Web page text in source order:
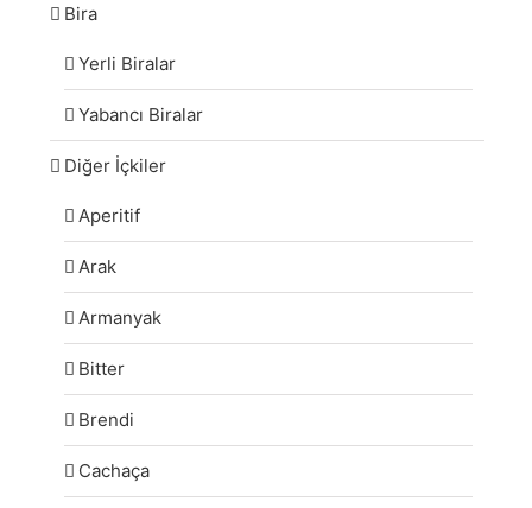
Bira
Yerli Biralar
Yabancı Biralar
Diğer İçkiler
Aperitif
Arak
Armanyak
Bitter
Brendi
Cachaça